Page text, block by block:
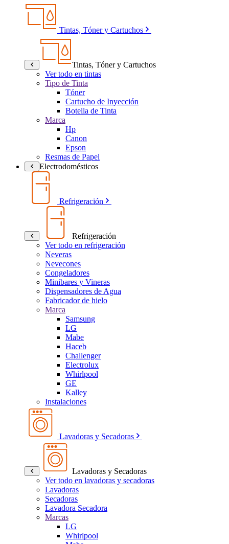
Tintas, Tóner y Cartuchos
Tintas, Tóner y Cartuchos
Ver todo en tintas
Tipo de Tinta
Tóner
Cartucho de Inyección
Botella de Tinta
Marca
Hp
Canon
Epson
Resmas de Papel
Electrodomésticos
Refrigeración
Refrigeración
Ver todo en refrigeración
Neveras
Nevecones
Congeladores
Minibares y Vineras
Dispensadores de Agua
Fabricador de hielo
Marca
Samsung
LG
Mabe
Haceb
Challenger
Electrolux
Whirlpool
GE
Kalley
Instalaciones
Lavadoras y Secadoras
Lavadoras y Secadoras
Ver todo en lavadoras y secadoras
Lavadoras
Secadoras
Lavadora Secadora
Marcas
LG
Whirlpool